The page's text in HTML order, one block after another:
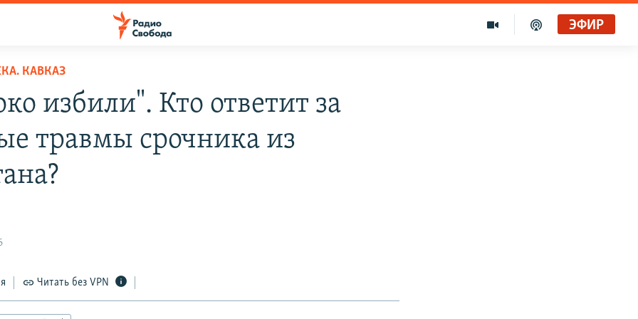
ЭФИР
КАВКАЗ
избили". Кто ответит за
травмы срочника из
Читать без VPN